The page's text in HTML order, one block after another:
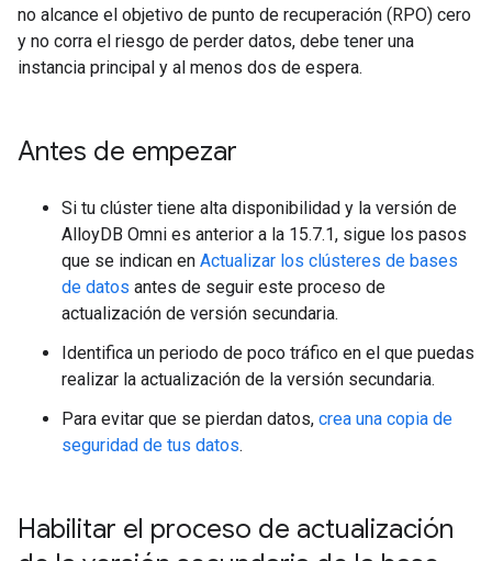
no alcance el objetivo de punto de recuperación (RPO) cero
y no corra el riesgo de perder datos, debe tener una
instancia principal y al menos dos de espera.
Antes de empezar
Si tu clúster tiene alta disponibilidad y la versión de
AlloyDB Omni es anterior a la 15.7.1, sigue los pasos
que se indican en Actualizar los clústeres de bases
de datos antes de seguir este proceso de
actualización de versión secundaria.
Identifica un periodo de poco tráfico en el que puedas
realizar la actualización de la versión secundaria.
Para evitar que se pierdan datos, crea una copia de
seguridad de tus datos.
Habilitar el proceso de actualización